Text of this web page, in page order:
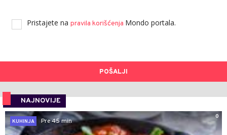
Pristajete na pravila korišćenja Mondo portala.
POŠALJI
NAJNOVIJE
0
KUHINJA
Pre 45 min